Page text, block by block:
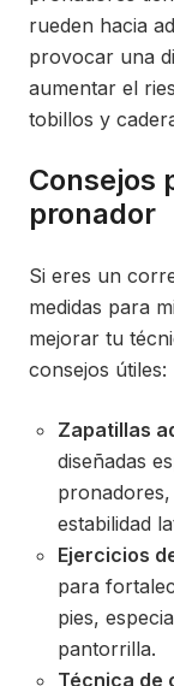
rueden hacia
provocar una
aumentar el
tobillos y
Consejos
pronador
Si eres un
medidas para
mejorar tu
consejos útiles:
Zapatillas
diseñadas
estabilidad
Ejercicios
para
pies,
pantorrilla.
Técnica de